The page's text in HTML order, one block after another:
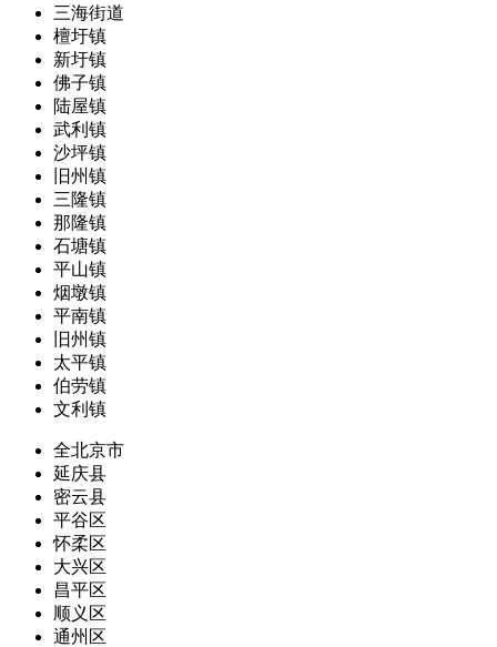
三海街道
檀圩镇
新圩镇
佛子镇
陆屋镇
武利镇
沙坪镇
旧州镇
三隆镇
那隆镇
石塘镇
平山镇
烟墩镇
平南镇
旧州镇
太平镇
伯劳镇
文利镇
全北京市
延庆县
密云县
平谷区
怀柔区
大兴区
昌平区
顺义区
通州区